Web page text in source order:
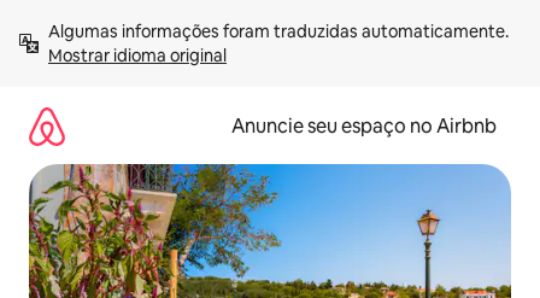
para
Mostrar idioma original
Anuncie seu espaço no Airbnb